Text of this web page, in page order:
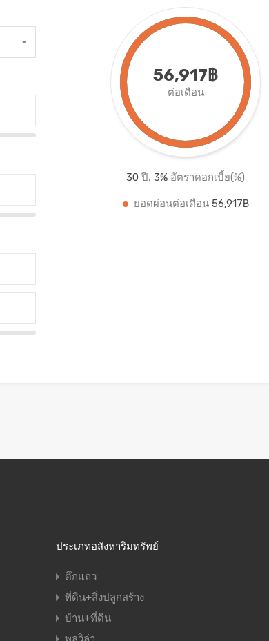
56,917฿
ต่อเดือน
30 ปี,3% อัตราดอกเบี้ย(%)
ยอดผ่อนต่อเดือน 56,917฿
ประเภทอสังหาริมทรัพย์
ตึกแถว
ที่ดิน+สิ่งปลูกสร้าง
บ้าน+ที่ดิน